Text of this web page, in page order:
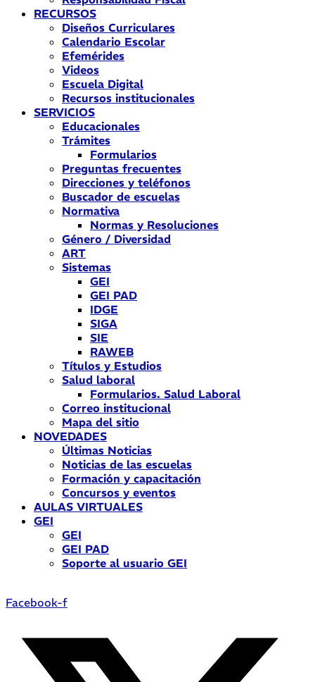
RECURSOS
Diseños Curriculares
Calendario Escolar
Efemérides
Videos
Escuela Digital
Recursos institucionales
SERVICIOS
Educacionales
Trámites
Formularios
Preguntas frecuentes
Direcciones y teléfonos
Buscador de escuelas
Normativa
Normas y Resoluciones
Género / Diversidad
ART
Sistemas
GEI
GEI PAD
IDGE
SIGA
SIE
RAWEB
Títulos y Estudios
Salud laboral
Formularios. Salud Laboral
Correo institucional
Mapa del sitio
NOVEDADES
Últimas Noticias
Noticias de las escuelas
Formación y capacitación
Concursos y eventos
AULAS VIRTUALES
GEI
GEI
GEI PAD
Soporte al usuario GEI
Facebook-f